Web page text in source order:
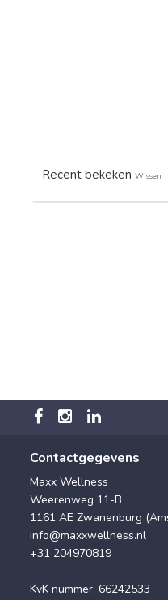
Recent bekeken Wissen
Contactgegevens
Maxx Wellness
Weerenweg 11-B
1161 AE Zwanenburg
info@maxxwellness.nl
+31 204970819
KvK nummer: 66242533